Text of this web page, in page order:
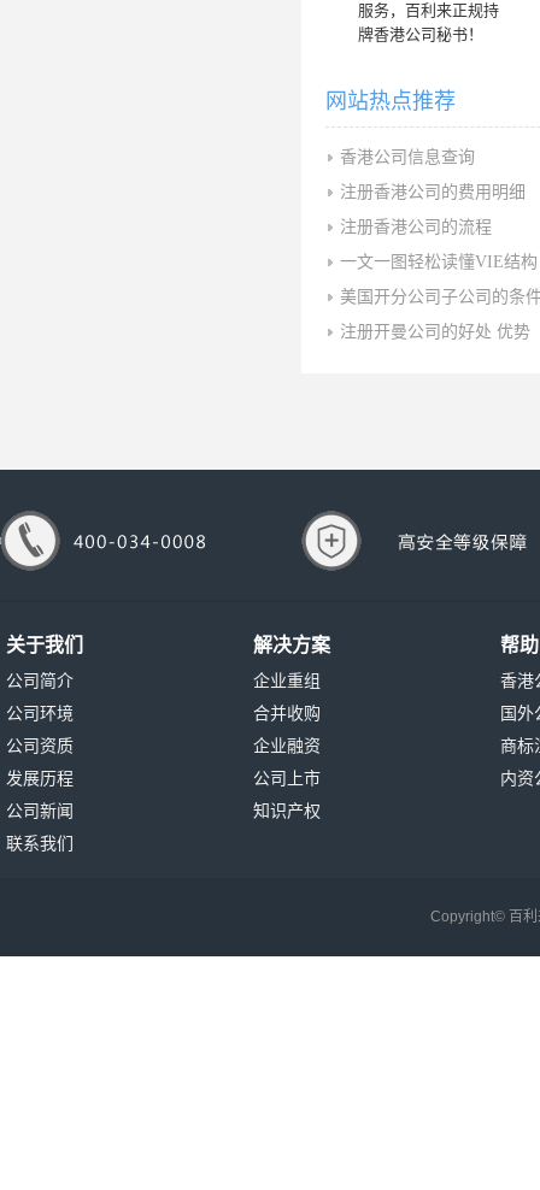
服务，百利来正规持
牌香港公司秘书！
网站热点推荐
香港公司信息查询
注册香港公司的费用明细
注册香港公司的流程
一文一图轻松读懂VIE结
美国开分公司子公司的条
注册开曼公司的好处 优势
关于我们
公司简介
公司环境
公司资质
发展历程
公司新闻
联系我们
解决方案
企业重组
合并收购
企业融资
公司上市
知识产权
帮
香港
国外
商标
内资
Copyright© 百